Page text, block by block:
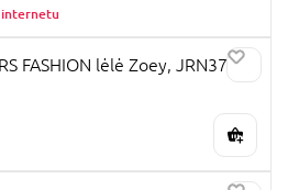
internetu
FASHION lėlė Zoey, JRN37